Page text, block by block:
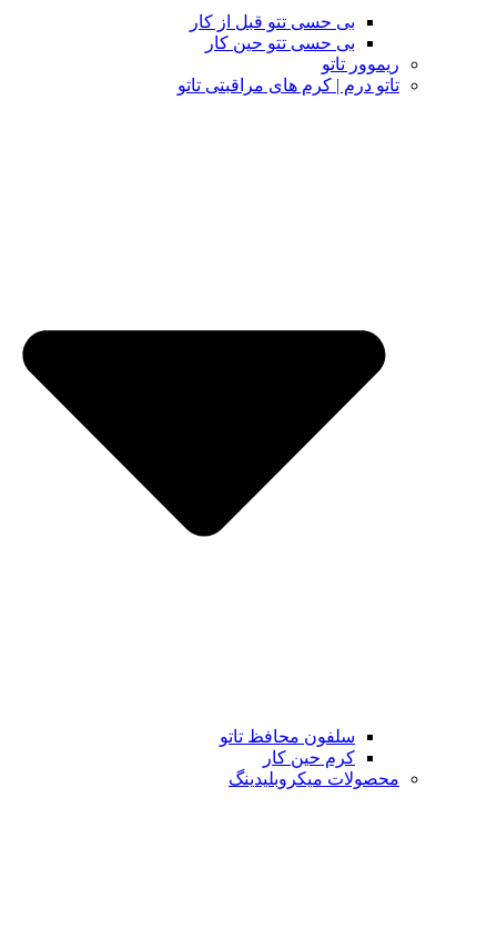
بی حسی تتو قبل از کار
بی حسی تتو حین کار
ریموور تاتو
تاتو درم | کرم های مراقبتی تاتو
سلفون محافظ تاتو
کرم حین کار
محصولات میکروبلیدینگ